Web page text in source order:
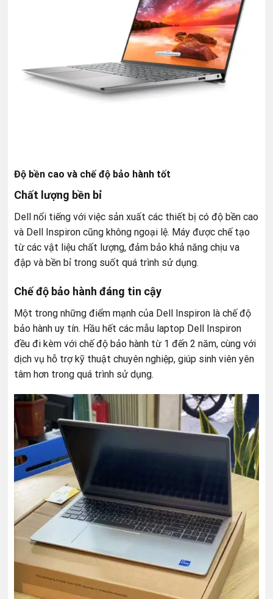
Độ bền cao và chế độ bảo hành tốt
Chất lượng bền bỉ
Dell nổi tiếng với việc sản xuất các thiết bị có độ bền cao
và Dell Inspiron cũng không ngoại lệ. Máy được chế tạo
từ các vật liệu chất lượng, đảm bảo khả năng chịu va
đập và bền bỉ trong suốt quá trình sử dụng.
Chế độ bảo hành đáng tin cậy
Một trong những điểm mạnh của Dell Inspiron là chế độ
bảo hành uy tín. Hầu hết các mẫu laptop Dell Inspiron
đều đi kèm với chế độ bảo hành từ 1 đến 2 năm, cùng với
dịch vụ hỗ trợ kỹ thuật chuyên nghiệp, giúp sinh viên yên
tâm hơn trong quá trình sử dụng.